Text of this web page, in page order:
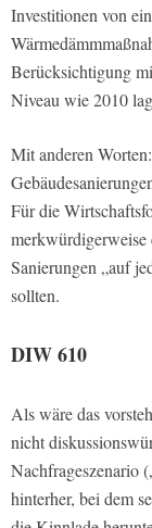
Investitionen von
Berücksichtigung
Niveau wie 2010
Mit anderen
Für die
merkwürdigerweise
Sanierungen „auf
sollten.
DIW 610
Als wäre das
nicht
Nachfrageszenario
hinterher, bei dem